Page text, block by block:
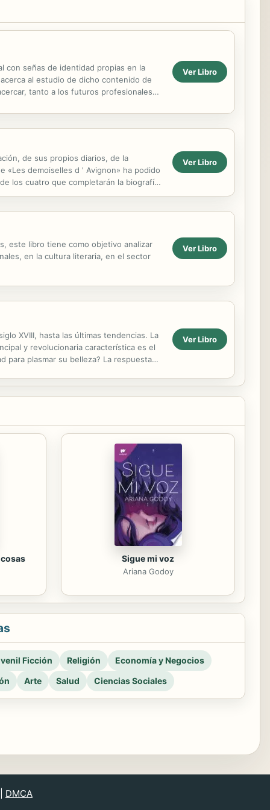
con señas de identidad propias en la
al estudio de dicho contenido de
tanto a los futuros profesionales
Ver Libro
de sus propios diarios, de la
«Les demoiselles d ' Avignon» ha podido
los cuatro que completarán la biografía
Ver Libro
este libro tiene como objetivo analizar
en la cultura literaria, en el sector
Ver Libro
XVIII, hasta las últimas tendencias. La
y revolucionaria característica es el
para plasmar su belleza? La respuesta
Ver Libro
Sigue mi voz
Ariana Godoy
Ficción Religión
Economía y Negocios
Arte Salud Ciencias Sociales
DMCA